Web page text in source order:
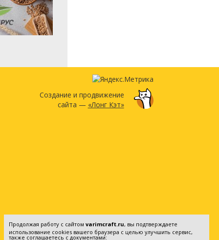
Создание и продвижение
сайта — «Лонг Кэт»
Продолжая работу с сайтом varimcraft.ru, вы подтверждаете
использование cookies вашего браузера с целью улучшить сервис,
также соглашаетесь с документами: